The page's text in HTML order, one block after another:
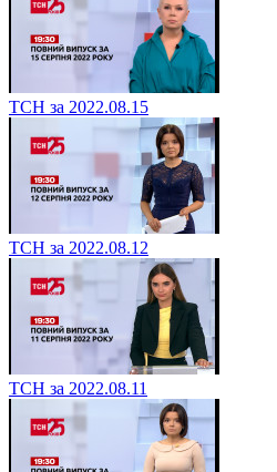
ТСН за 2022.08.15
ТСН за 2022.08.12
ТСН за 2022.08.11